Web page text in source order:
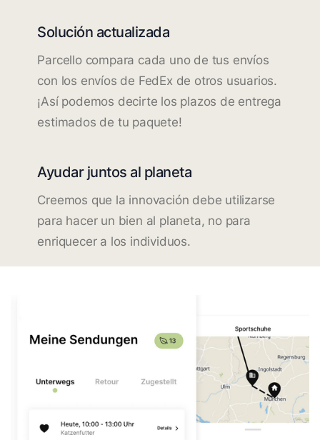
Solución actualizada
Parcello compara cada uno de tus envíos
con los envíos de FedEx de otros usuarios.
¡Así podemos decirte los plazos de entrega
estimados de tu paquete!
Ayudar juntos al planeta
Creemos que la innovación debe utilizarse
para hacer un bien al planeta, no para
enriquecer a los individuos.